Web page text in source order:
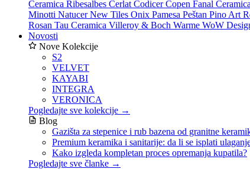
Ceramica Ribesalbes Cerlat CodicerCopen Fanal Ceramica
Minotti NatucerNew Tiles Onix Pamesa Peštan Pino Art
Rosan Tau Ceramica Villeroy & Boch Warme WoW
Novosti
Nove Kolekcije
S2
VELVET
KAYABI
INTEGRA
VERONICA
Pogledajte sve kolekcije →
Blog
Gazišta za stepenice i rub bazena od granitne
Premium keramika i sanitarije: da li se isplati
Kako izgleda kompletan proces opremanja kupatila?
Pogledajte sve članke →